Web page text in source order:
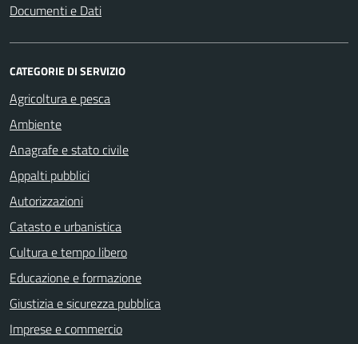
Documenti e Dati
CATEGORIE DI SERVIZIO
Agricoltura e pesca
Ambiente
Anagrafe e stato civile
Appalti pubblici
Autorizzazioni
Catasto e urbanistica
Cultura e tempo libero
Educazione e formazione
Giustizia e sicurezza pubblica
Imprese e commercio